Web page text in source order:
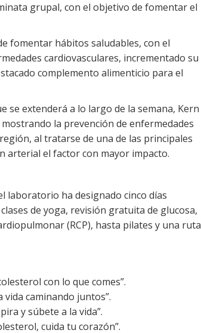
grupal, con el objetivo de fomentar el
fomentar hábitos saludables, con el
cardiovasculares, incrementado su
complemento alimenticio para el
se extenderá a lo largo de la semana, Kern
la prevención de enfermedades
al tratarse de una de las principales
arterial el factor con mayor impacto.
laboratorio ha designado cinco días
de yoga, revisión gratuita de glucosa,
(RCP), hasta pilates y una ruta
con lo que comes”.
caminando juntos”.
y súbete a la vida”.
cuida tu corazón”.